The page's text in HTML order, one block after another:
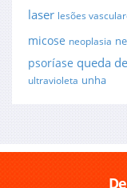
laser lesões
micose neoplasia
psoríase queda
ultravioleta unha